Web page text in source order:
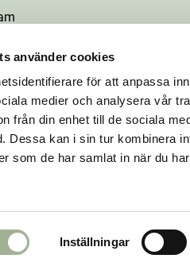
använder cookies
för att anpassa
medier och analysera vår
från din enhet till de sociala
Dessa kan i sin tur kombinera
som de har samlat in när du
Inställningar
och